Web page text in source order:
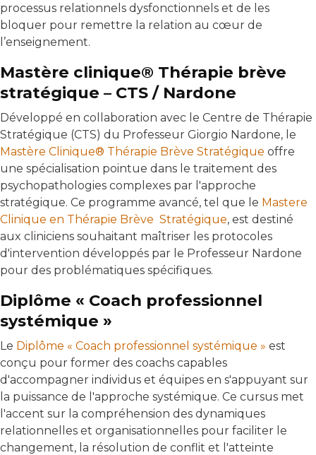
processus relationnels dysfonctionnels et de les
bloquer pour remettre la relation au cœur de
l’enseignement.
Mastère clinique® Thérapie brève
stratégique – CTS / Nardone
Développé en collaboration avec le Centre de Thérapie
Stratégique (CTS) du Professeur Giorgio Nardone, le
Mastère Clinique® Thérapie Brève Stratégique offre
une spécialisation pointue dans le traitement des
psychopathologies complexes par l'approche
stratégique. Ce programme avancé, tel que le Mastere
Clinique en Thérapie Brève Stratégique, est destiné
aux cliniciens souhaitant maîtriser les protocoles
d'intervention développés par le Professeur Nardone
pour des problématiques spécifiques.
Diplôme « Coach professionnel
systémique »
Le Diplôme « Coach professionnel systémique » est
conçu pour former des coachs capables
d'accompagner individus et équipes en s'appuyant sur
la puissance de l'approche systémique. Ce cursus met
l'accent sur la compréhension des dynamiques
relationnelles et organisationnelles pour faciliter le
changement, la résolution de conflit et l'atteinte